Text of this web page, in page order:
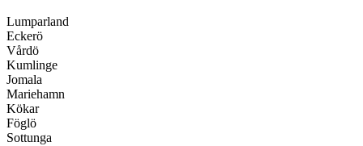
Lumparland
Eckerö
Vårdö
Kumlinge
Jomala
Mariehamn
Kökar
Föglö
Sottunga